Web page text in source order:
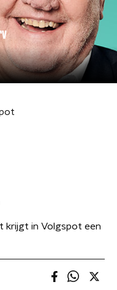
krijgt in Volgspot een